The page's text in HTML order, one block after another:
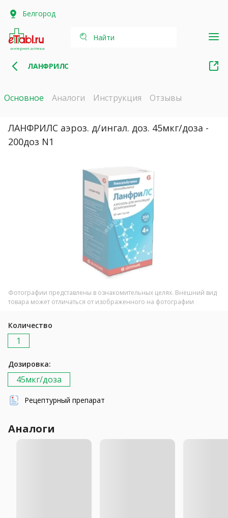
Белгород
интернет-аптека
Найти
ЛАНФРИЛС
Основное Аналоги Инструкция Отзывы
ЛАНФРИЛС аэроз. д/ингал. доз. 45мкг/доза -
200доз N1
Фотографии представлены в ознакомительных целях. Внешний вид
товара может отличаться от изображенного на фотографии
Количество
1
Дозировка:
45мкг/доза
Рецептурный препарат
Аналоги